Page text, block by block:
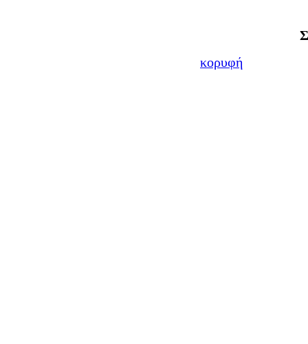
κορυφή